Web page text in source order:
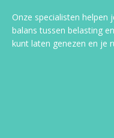
Onze specialisten helpen
balans tussen belasting
kunt laten genezen en je